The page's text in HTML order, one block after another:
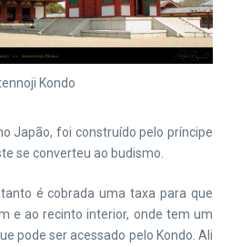
Kondo
Japão, foi construído pelo príncipe
se converteu ao budismo.
é cobrada uma taxa para que
e ao recinto interior, onde tem um
pode ser acessado pelo Kondo. Ali